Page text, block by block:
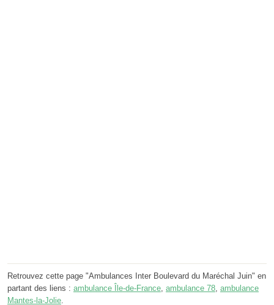
Retrouvez cette page "Ambulances Inter Boulevard du Maréchal Juin" en
partant des liens : ambulance Île-de-France, ambulance 78, ambulance
Mantes-la-Jolie.